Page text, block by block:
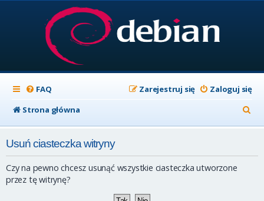
FAQ Zaloguj się
Zarejestruj się
Strona główna
z
Usuń ciasteczka witryny
Czy na pewno chcesz usunąć wszystkie ciasteczka utworzone
przez tę witrynę?